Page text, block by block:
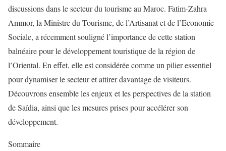
discussions dans le secteur du tourisme au Maroc. Fatim-Zahra
Ammor, la Ministre du Tourisme, de l’Artisanat et de l’Economie
Sociale, a récemment souligné l’importance de cette station
balnéaire pour le développement touristique de la région de
l’Oriental. En effet, elle est considérée comme un pilier essentiel
pour dynamiser le secteur et attirer davantage de visiteurs.
Découvrons ensemble les enjeux et les perspectives de la station
de Saïdia, ainsi que les mesures prises pour accélérer son
développement.
Sommaire